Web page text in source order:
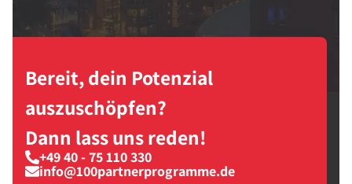
Bereit, dein Potenzial
auszuschöpfen?
Dann lass uns reden!
+49 40 - 75 110 330
info@100partnerprogramme.de